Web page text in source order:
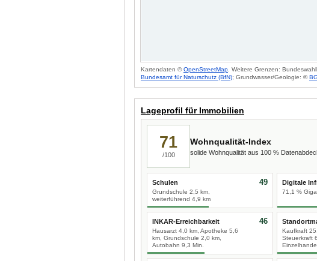
Kartendaten ©OpenStreetMap . Weitere Grenzen:
Bundesamt für Naturschutz (BfN); Grundwasser/Geologie: ©
Lageprofil für Immobilien
71
/100
Wohnqualität-Index
solide Wohnqualität aus 100 %
Schulen
Grundschule 2,5 km,
weiterführend 4,9 km
49 Digitale
71,1 %
INKAR-Erreichbarkeit
Hausarzt 4,0 km, Apotheke 5,6
km, Grundschule 2,0 km,
Autobahn 9,3 Min.
46
Kaufkraft
Steuerkraft